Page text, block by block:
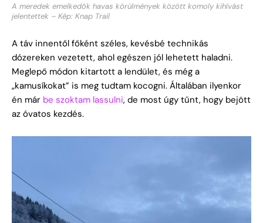
A meredek emelkedők havas körülmények között komoly kihívást
jelentettek – Kép: Knap Trail
A táv innentől főként széles, kevésbé technikás
dózereken vezetett, ahol egészen jól lehetett haladni.
Meglepő módon kitartott a lendület, és még a
„kamusíkokat” is meg tudtam kocogni. Általában ilyenkor
én már be szoktam lassulni, de most úgy tűnt, hogy bejött
az óvatos kezdés.